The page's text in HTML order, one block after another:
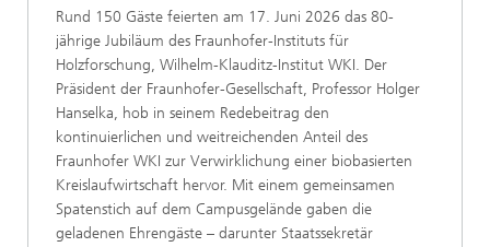
Rund 150 Gäste feierten am 17. Juni 2026 das 80-
jährige Jubiläum des Fraunhofer-Instituts für
Holzforschung, Wilhelm-Klauditz-Institut WKI. Der
Präsident der Fraunhofer-Gesellschaft, Professor Holger
Hanselka, hob in seinem Redebeitrag den
kontinuierlichen und weitreichenden Anteil des
Fraunhofer WKI zur Verwirklichung einer biobasierten
Kreislaufwirtschaft hervor. Mit einem gemeinsamen
Spatenstich auf dem Campusgelände gaben die
geladenen Ehrengäste – darunter Staatssekretär